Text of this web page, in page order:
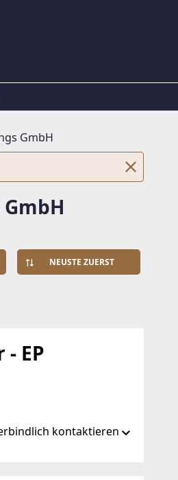
GmbH
NEUSTE ZUERST
- EP
kontaktieren